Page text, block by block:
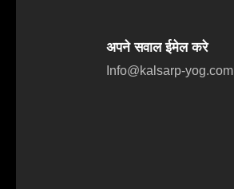
अपने सवाल ईमेल करे
Info@kalsarp-yog.com